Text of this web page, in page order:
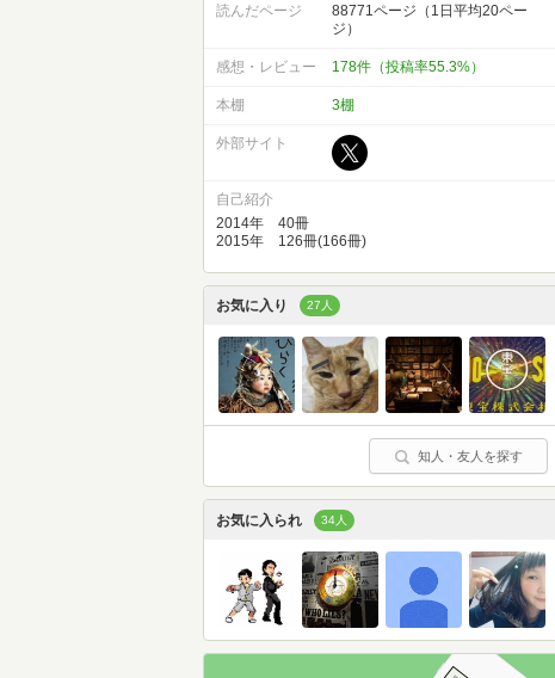
読んだページ
88771ページ（1日平均20ペー
ジ）
感想・レビュー 178件（投稿率55.3%）
本棚 3棚
外部サイト
自己紹介
2014年 40冊
2015年 126冊(166冊)
お気に入り 27人
知人・友人を探す
お気に入られ 34人